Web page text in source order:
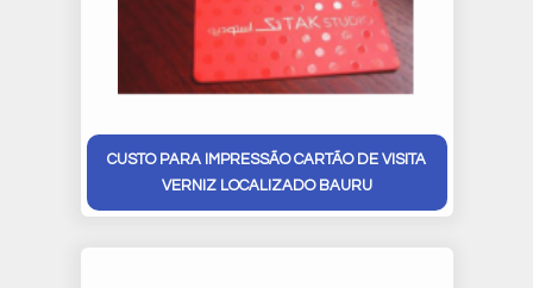
CUSTO PARA IMPRESSÃO CARTÃO DE VISITA
VERNIZ LOCALIZADO BAURU